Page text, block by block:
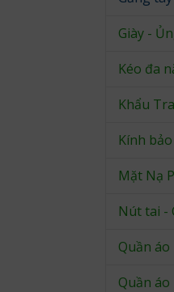
Giày -
Kéo đa
Khẩu
Kính
Mặt Nạ
Nút tai -
Quần
Quần